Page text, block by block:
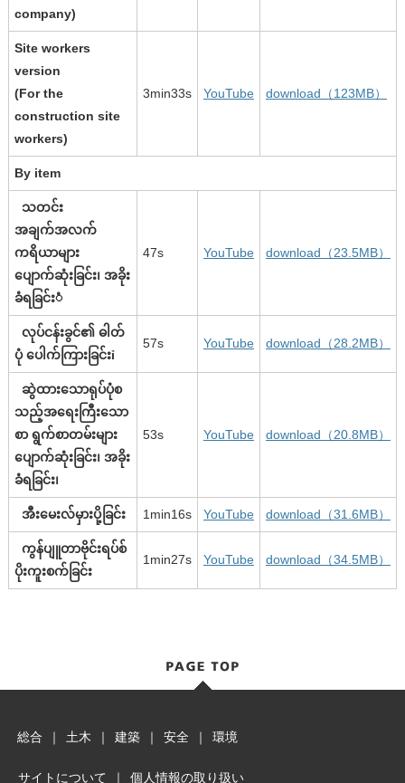
company)
Site workers
version
(For the
construction site
workers)
3min33s YouTube download（123MB）
By item
သတင်း
အချက်အလက်
ကရိယာများ
ပျောက်ဆုံးခြင်း၊ အခိုး
ခံရခြင်းံ
47s YouTube download（23.5MB）
လုပ်ငန်းခွင်၏ ဓါတ်
ပုံ ပေါက်ကြားခြင်းỉ
57s YouTube download（28.2MB）
ဆွဲထားသောရုပ်ပုံစ
သည့်အရေးကြီးသော
စာ ရွက်စာတမ်းများ
ပျောက်ဆုံးခြင်း၊ အခိုး
ခံရခြင်း၊
53s YouTube download（20.8MB）
အီးမေးလ်မှားပို့ခြင်း 1min16s YouTube download（31.6MB）
ကွန်ပျူတာဗိုင်းရပ်စ်
ပိုးကူးစက်ခြင်း
1min27s YouTube download（34.5MB）
総合 ｜ 土木 ｜ 建築 ｜ 安全 ｜ 環境
サイトについて ｜ 個人情報の取り扱い